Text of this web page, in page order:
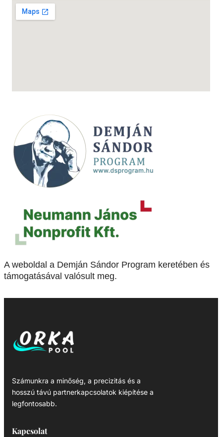
A weboldal a Demján Sándor Program keretében és
támogatásával valósult meg.
Számunkra a minőség, a precizitás és a
hosszú távú partnerkapcsolatok kiépítése a
legfontosabb.
Kapcsolat